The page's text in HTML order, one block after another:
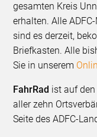
gesamten Kreis
erhalten. Alle
sind es derzeit,
Briefkasten. Alle
Sie in unserem
FahrRad ist auf
aller zehn
Seite des ADFC-